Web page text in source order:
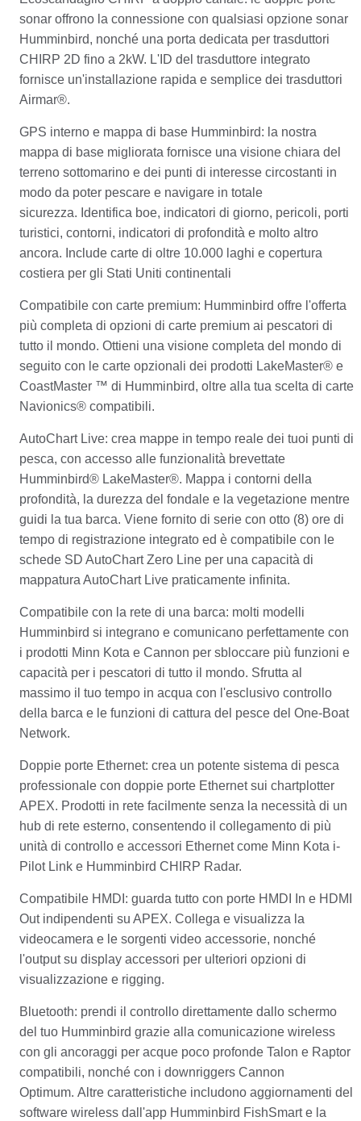
sonar offrono la connessione con qualsiasi opzione sonar
Humminbird, nonché una porta dedicata per trasduttori
CHIRP 2D fino a 2kW. L'ID del trasduttore integrato
fornisce un'installazione rapida e semplice dei trasduttori
Airmar®.
GPS interno e mappa di base Humminbird: la nostra
mappa di base migliorata fornisce una visione chiara del
terreno sottomarino e dei punti di interesse circostanti in
modo da poter pescare e navigare in totale
sicurezza. Identifica boe, indicatori di giorno, pericoli, porti
turistici, contorni, indicatori di profondità e molto altro
ancora. Include carte di oltre 10.000 laghi e copertura
costiera per gli Stati Uniti continentali
Compatibile con carte premium: Humminbird offre l'offerta
più completa di opzioni di carte premium ai pescatori di
tutto il mondo. Ottieni una visione completa del mondo di
seguito con le carte opzionali dei prodotti LakeMaster® e
CoastMaster ™ di Humminbird, oltre alla tua scelta di carte
Navionics® compatibili.
AutoChart Live: crea mappe in tempo reale dei tuoi punti di
pesca, con accesso alle funzionalità brevettate
Humminbird® LakeMaster®. Mappa i contorni della
profondità, la durezza del fondale e la vegetazione mentre
guidi la tua barca. Viene fornito di serie con otto (8) ore di
tempo di registrazione integrato ed è compatibile con le
schede SD AutoChart Zero Line per una capacità di
mappatura AutoChart Live praticamente infinita.
Compatibile con la rete di una barca: molti modelli
Humminbird si integrano e comunicano perfettamente con
i prodotti Minn Kota e Cannon per sbloccare più funzioni e
capacità per i pescatori di tutto il mondo. Sfrutta al
massimo il tuo tempo in acqua con l'esclusivo controllo
della barca e le funzioni di cattura del pesce del One-Boat
Network.
Doppie porte Ethernet: crea un potente sistema di pesca
professionale con doppie porte Ethernet sui chartplotter
APEX. Prodotti in rete facilmente senza la necessità di un
hub di rete esterno, consentendo il collegamento di più
unità di controllo e accessori Ethernet come Minn Kota i-
Pilot Link e Humminbird CHIRP Radar.
Compatibile HMDI: guarda tutto con porte HMDI In e HDMI
Out indipendenti su APEX. Collega e visualizza la
videocamera e le sorgenti video accessorie, nonché
l'output su display accessori per ulteriori opzioni di
visualizzazione e rigging.
Bluetooth: prendi il controllo direttamente dallo schermo
del tuo Humminbird grazie alla comunicazione wireless
con gli ancoraggi per acque poco profonde Talon e Raptor
compatibili, nonché con i downriggers Cannon
Optimum. Altre caratteristiche includono aggiornamenti del
software wireless dall'app Humminbird FishSmart e la